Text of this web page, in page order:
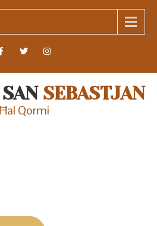
SEBASTJAN
Qormi